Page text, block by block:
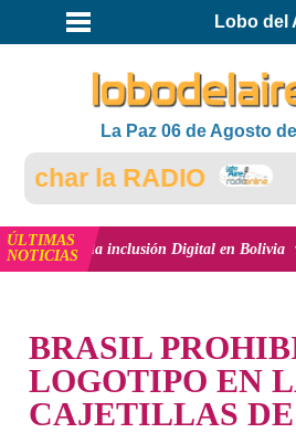
Lobo del
La Paz 06 de Agosto
la RADIO
ÚLTIMAS
NOTICIAS
y la inclusión Digital en Bolivia ver más
BRASIL
LOGOTIPO EN
CAJETILLAS